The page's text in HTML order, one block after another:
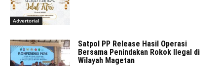
Advertorial
Satpol PP Release Hasil Operasi
Bersama Penindakan Rokok Ilegal di
Wilayah Magetan